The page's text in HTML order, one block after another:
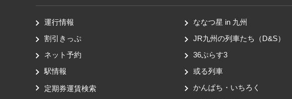
運行情報
割引きっぷ
ネット予約
駅情報
定期券運賃検索
ななつ星 in 九州
JR九州の列車たち（D&S）
36ぷらす3
或る列車
かんぱち・いちろく